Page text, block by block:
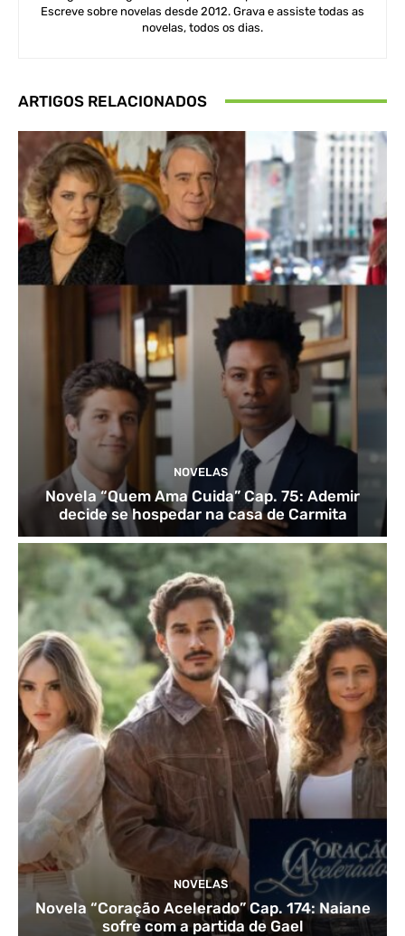
Escreve sobre novelas desde 2012. Grava e assiste todas as
novelas, todos os dias.
ARTIGOS RELACIONADOS
NOVELAS
Novela “Quem Ama Cuida” Cap. 75: Ademir
decide se hospedar na casa de Carmita
NOVELAS
Novela “Coração Acelerado” Cap. 174: Naiane
sofre com a partida de Gael